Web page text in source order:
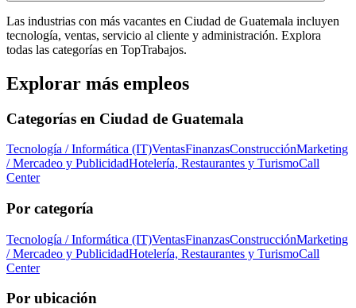
Las industrias con más vacantes en Ciudad de Guatemala incluyen
tecnología, ventas, servicio al cliente y administración. Explora
todas las categorías en TopTrabajos.
Explorar más empleos
Categorías en Ciudad de Guatemala
Tecnología / Informática (IT)VentasFinanzasConstrucciónMarketing
/ Mercadeo y PublicidadHotelería, Restaurantes y TurismoCall
Center
Por categoría
Tecnología / Informática (IT)VentasFinanzasConstrucciónMarketing
/ Mercadeo y PublicidadHotelería, Restaurantes y TurismoCall
Center
Por ubicación